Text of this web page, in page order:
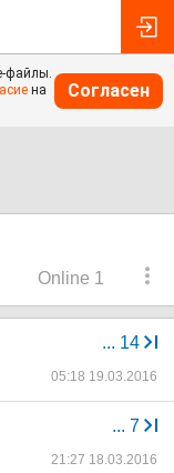
файлы.
на
Согласен
Online 1
... 14
05:18 19.03.2016
... 7
21:27 18.03.2016